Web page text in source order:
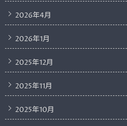
2026年4月
2026年1月
2025年12月
2025年11月
2025年10月